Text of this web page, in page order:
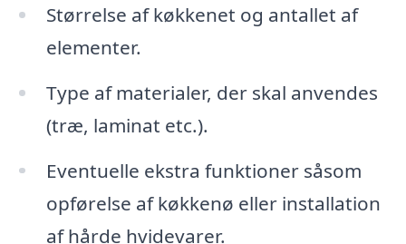
Størrelse af køkkenet og antallet af
elementer.
Type af materialer, der skal anvendes
(træ, laminat etc.).
Eventuelle ekstra funktioner såsom
opførelse af køkkenø eller installation
af hårde hvidevarer.